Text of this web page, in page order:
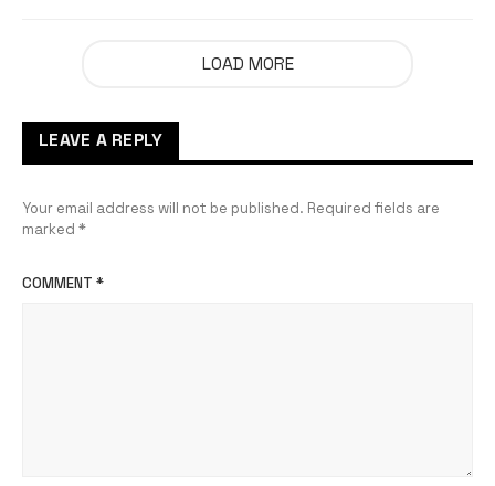
LOAD MORE
LEAVE A REPLY
Your email address will not be published. Required fields are
marked *
COMMENT *